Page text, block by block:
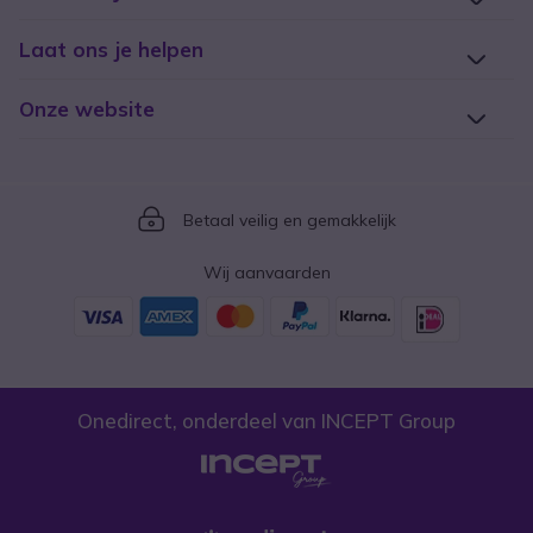
Laat ons je helpen
Onze website
Icon
Betaal veilig en gemakkelijk
Wij aanvaarden
Onedirect, onderdeel van INCEPT Group